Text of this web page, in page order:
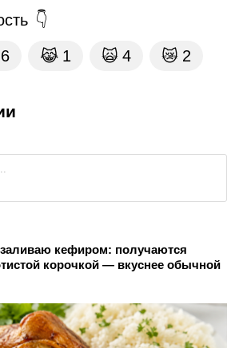
6 😹 1 🙀 4 😿 2
кефиром: получаются
корочкой — вкуснее обычной